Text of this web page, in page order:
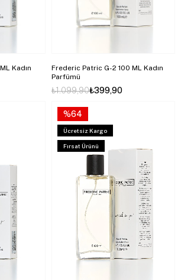
Kadın
Frederic Patric G-2 100 ML Kadın
Parfümü
₺399,90
₺1.099,90
%64
Ücretsiz Kargo
Fırsat Ürünü